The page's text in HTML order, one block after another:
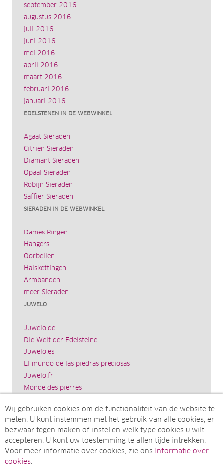
september 2016
augustus 2016
juli 2016
juni 2016
mei 2016
april 2016
maart 2016
februari 2016
januari 2016
EDELSTENEN IN DE WEBWINKEL
Agaat Sieraden
Citrien Sieraden
Diamant Sieraden
Opaal Sieraden
Robijn Sieraden
Saffier Sieraden
SIERADEN IN DE WEBWINKEL
Dames Ringen
Hangers
Oorbellen
Halskettingen
Armbanden
meer Sieraden
JUWELO
Juwelo.de
Die Welt der Edelsteine
Juwelo.es
El mundo de las piedras preciosas
Juwelo.fr
Monde des pierres
Il mondo delle gemme
World of Gemstones
Ädelstenarnas Värld
Juwelo.com
Wij gebruiken cookies om de functionaliteit van de website te
meten. U kunt instemmen met het gebruik van alle cookies, er
bezwaar tegen maken of instellen welk type cookies u wilt
accepteren. U kunt uw toestemming te allen tijde intrekken.
Voor meer informatie over cookies, zie ons
Informatie over
cookies.